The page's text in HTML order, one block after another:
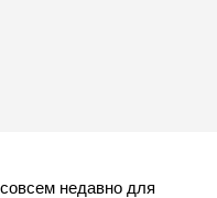
недавно для